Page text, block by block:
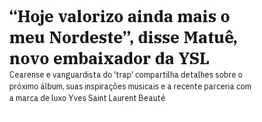
“Hoje valorizo ainda mais o
meu Nordeste”, disse Matuê,
novo embaixador da YSL
Cearense e vanguardista do 'trap' compartilha detalhes sobre o
próximo álbum, suas inspirações musicais e a recente parceria com
a marca de luxo Yves Saint Laurent Beauté